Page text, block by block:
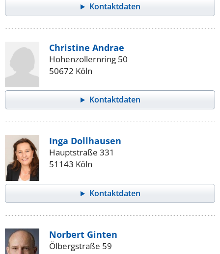
Kontaktdaten
Christine Andrae
Hohenzollernring 50
50672 Köln
Kontaktdaten
Inga Dollhausen
Hauptstraße 331
51143 Köln
Kontaktdaten
Norbert Ginten
Ölbergstraße 59